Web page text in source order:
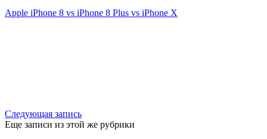
Apple iPhone 8 vs iPhone 8 Plus vs iPhone X
Следующая запись
Еще записи из этой же рубрики